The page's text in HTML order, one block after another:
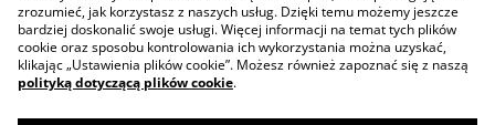
Polityka prywatności
SumUp
Polityka plików cookie
zrozumieć, jak korzystasz z naszych usług. Dzięki temu możemy jeszcze
bardziej doskonalić swoje usługi. Więcej informacji na temat tych plików
cookie oraz sposobu kontrolowania ich wykorzystania można uzyskać,
klikając „Ustawienia plików cookie”. Możesz również zapoznać się z naszą
polityką dotyczącą plików cookie.